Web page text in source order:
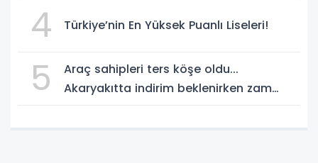
4 Türkiye’nin En Yüksek Puanlı Liseleri!
5
Araç sahipleri ters köşe oldu...
Akaryakıtta indirim beklenirken zam